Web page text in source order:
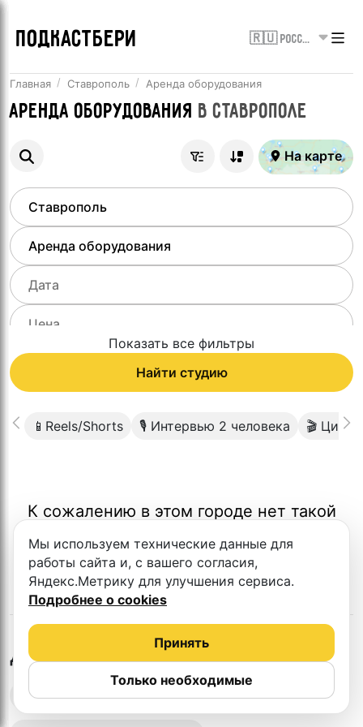
ПОДКАСТБЕРИ 🇷🇺 Россия
Главная Ставрополь Аренда оборудования
Аренда оборудования вСтаврополе
На карте
Показать все фильтры
Найти студию
📱Reels/Shorts 🎙 Интервью 2 человека 🎬
К сожалению в этом городе нет такой
Другие студии в Ставрополе
Выездная запись подкастов
Мы используем технические данные для
работы сайта и, с вашего согласия,
Яндекс.Метрику для улучшения сервиса.
Подробнее о cookies
Только необходимые
Принять